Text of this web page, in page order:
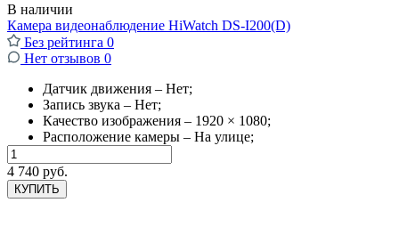
В наличии
Камера видеонаблюдение HiWatch DS-I200(D)
Без рейтинга 0
Нет отзывов 0
Датчик движения – Нет;
Запись звука – Нет;
Качество изображения – 1920 × 1080;
Расположение камеры – На улице;
4 740 руб.
КУПИТЬ